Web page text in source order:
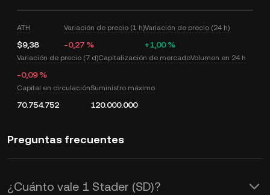
ATH
$9,38
Variación de precio (1 h)
-0,27 %
Variación de precio (24 h)
+1,00 %
Variación de precio (7 d)
-0,09 %
Capitalización de mercadoVolumen en 24 h
Capital en circulación
70.754.752
Suministro máximo
120.000.000
Preguntas frecuentes
¿Cuánto vale 1 Stader (SD)?